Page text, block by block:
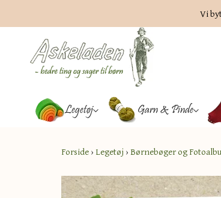
Vi
Legetøj Garn & Pinde
Forside› Legetøj ›Børnebøger og